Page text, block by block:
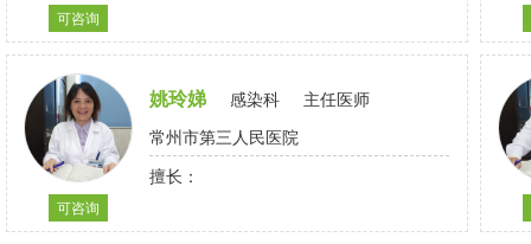
可咨询
可咨询
姚玲娣 感染科
主任医师
常州市第三人民医院
擅长：